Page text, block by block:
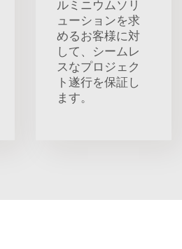
ルミニウムソリ
ューションを求
めるお客様に対
して、シームレ
スなプロジェク
ト遂行を保証し
ます。